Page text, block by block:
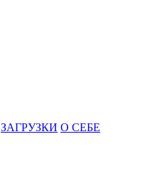
ЗАГРУЗКИ О СЕБЕ